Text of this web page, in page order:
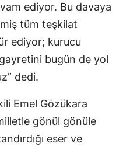
ediyor. Bu davaya
tüm teşkilat
ediyor; kurucu
bugün de yol
dedi.
Emel Gözükara
gönül gönüle
eser ve